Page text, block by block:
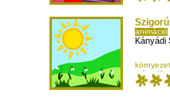
animáció
Kányádi